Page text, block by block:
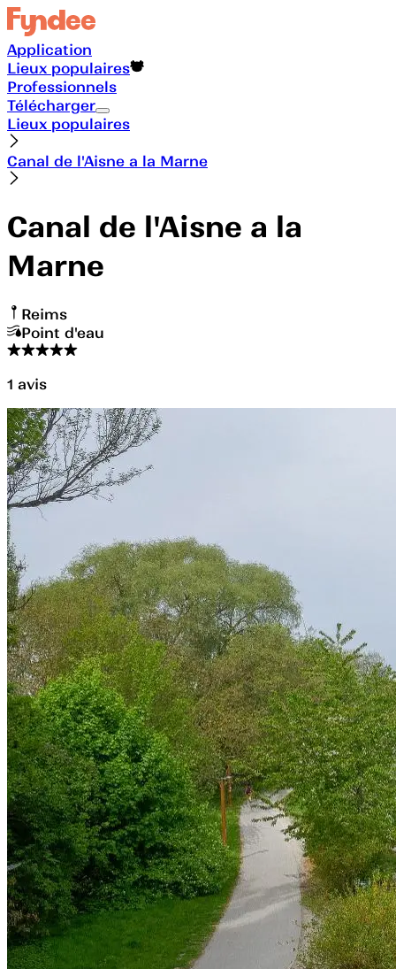
Application
Lieux populaires
Professionnels
Télécharger
Lieux populaires
Canal de l'Aisne a la Marne
Canal de l'Aisne a la
Marne
Reims
Point d'eau
1 avis